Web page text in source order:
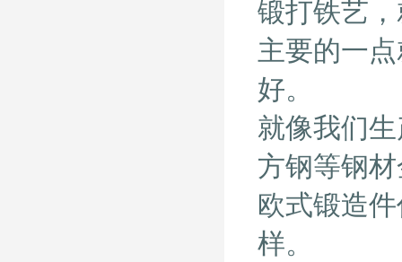
锻打铁艺
主要的一
好。
就像我们
方钢等钢
欧式锻造
样。